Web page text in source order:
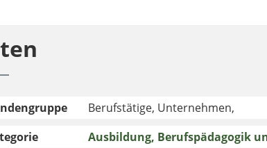
Berufstätige, Unternehmen,
Ausbildung, Berufspädagogik